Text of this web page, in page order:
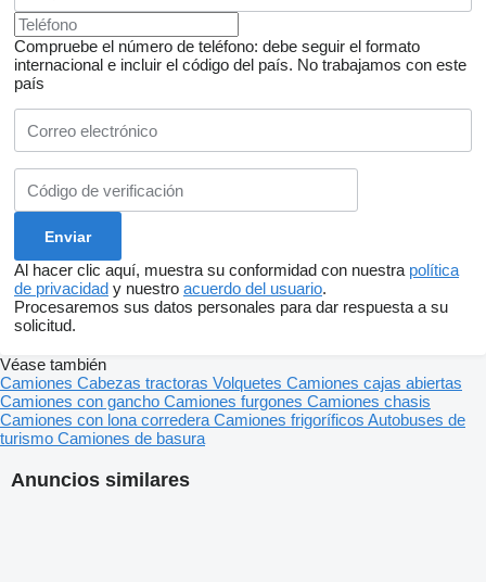
Compruebe el número de teléfono: debe seguir el formato
internacional e incluir el código del país. No trabajamos con este
país
Al hacer clic aquí, muestra su conformidad con nuestra política
de privacidad y nuestro acuerdo del usuario.
Procesaremos sus datos personales para dar respuesta a su
solicitud.
Anuncios similares
Véase también
Camiones Cabezas tractoras Volquetes Camiones cajas abiertas
Camiones con gancho Camiones furgones Camiones chasis
Camiones con lona corredera Camiones frigoríficos Autobuses de
turismo Camiones de basura